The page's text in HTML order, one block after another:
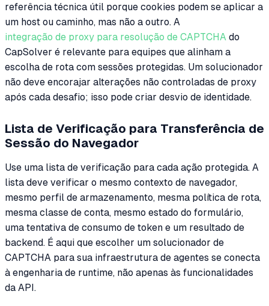
referência técnica útil porque cookies podem se aplicar a
um host ou caminho, mas não a outro. A
integração de proxy para resolução de CAPTCHA do
CapSolver é relevante para equipes que alinham a
escolha de rota com sessões protegidas. Um solucionador
não deve encorajar alterações não controladas de proxy
após cada desafio; isso pode criar desvio de identidade.
Lista de Verificação para Transferência de
Sessão do Navegador
Use uma lista de verificação para cada ação protegida. A
lista deve verificar o mesmo contexto de navegador,
mesmo perfil de armazenamento, mesma política de rota,
mesma classe de conta, mesmo estado do formulário,
uma tentativa de consumo de token e um resultado de
backend. É aqui que escolher um solucionador de
CAPTCHA para sua infraestrutura de agentes se conecta
à engenharia de runtime, não apenas às funcionalidades
da API.